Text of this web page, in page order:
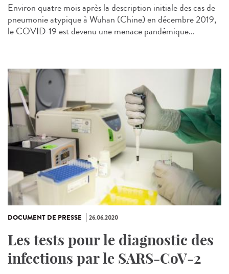
Environ quatre mois après la description initiale des cas de
pneumonie atypique à Wuhan (Chine) en décembre 2019,
le COVID-19 est devenu une menace pandémique...
DOCUMENT DE PRESSE 26.06.2020
Les tests pour le diagnostic des
infections par le SARS-CoV-2